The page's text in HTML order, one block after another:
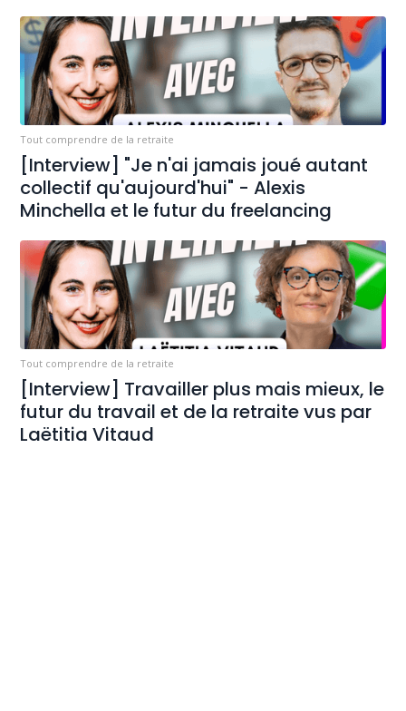
Tout comprendre de la retraite
[Interview] "Je n'ai jamais joué autant
collectif qu'aujourd'hui" - Alexis
Minchella et le futur du freelancing
Tout comprendre de la retraite
[Interview] Travailler plus mais mieux, le
futur du travail et de la retraite vus par
Laëtitia Vitaud